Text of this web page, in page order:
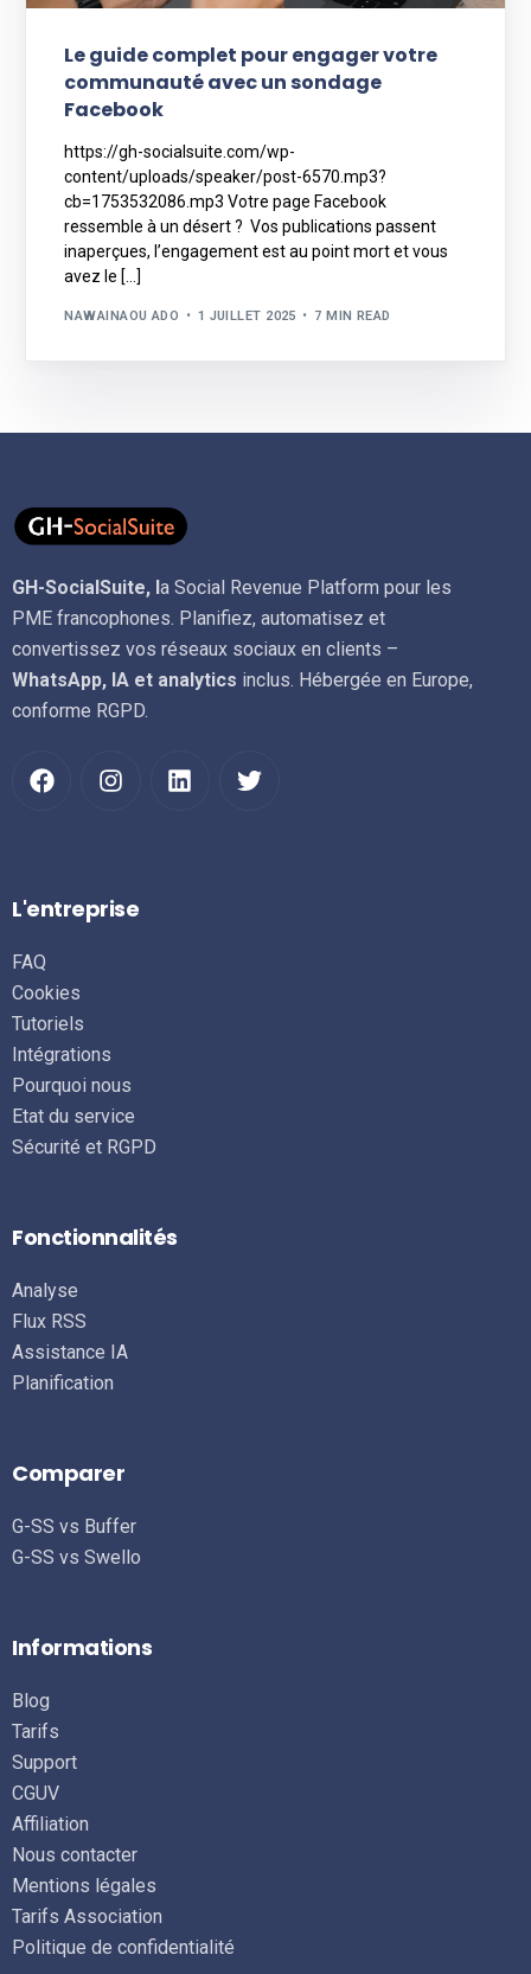
Le guide complet pour engager votre
communauté avec un sondage
Facebook
https://gh-socialsuite.com/wp-
content/uploads/speaker/post-6570.mp3?
cb=1753532086.mp3 Votre page Facebook
ressemble à un désert ? Vos publications passent
inaperçues, l’engagement est au point mort et vous
avez le […]
NAWAINAOU ADO 1 JUILLET 2025 7 MIN READ
GH-SocialSuite, l a Social Revenue Platform pour les
PME francophones. Planifiez, automatisez et
convertissez vos réseaux sociaux en clients –
WhatsApp, IA et analytics inclus. Hébergée en Europe,
conforme RGPD.
L'entreprise
FAQ
Cookies
Tutoriels
Intégrations
Pourquoi nous
Etat du service
Sécurité et RGPD
Fonctionnalités
Analyse
Flux RSS
Assistance IA
Planification
Comparer
G-SS vs Buffer
G-SS vs Swello
Informations
Blog
Tarifs
Support
CGUV
Affiliation
Nous contacter
Mentions légales
Tarifs Association
Politique de confidentialité